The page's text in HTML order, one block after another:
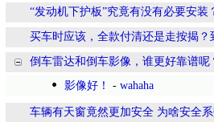
“发动机下护板”究竟有没有必要安装
买车时应该，全款付清还是走按揭？
倒车雷达和倒车影像，谁更好靠谱呢
影像好！
- wahaha
车辆有天窗竟然更加安全 为啥安全